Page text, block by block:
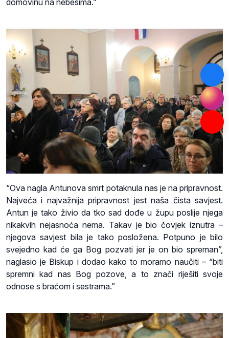
domovinu na nebesima.”
“Ova nagla Antunova smrt potaknula nas je na pripravnost.
Najveća i najvažnija pripravnost jest naša čista savjest.
Antun je tako živio da tko sad dođe u župu poslije njega
nikakvih nejasnoća nema. Takav je bio čovjek iznutra –
njegova savjest bila je tako posložena. Potpuno je bilo
svejedno kad će ga Bog pozvati jer je on bio spreman”,
naglasio je Biskup i dodao kako to moramo naučiti – “biti
spremni kad nas Bog pozove, a to znači riješiti svoje
odnose s braćom i sestrama.”